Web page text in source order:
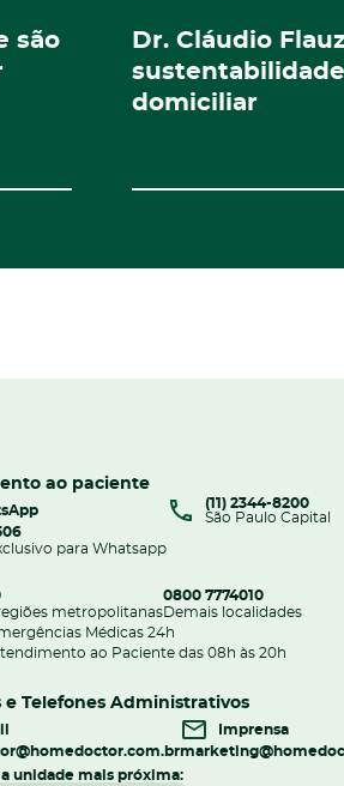
são
Dr. Cláudio
domiciliar
ao paciente
para Whatsapp
(11) 2344-8200
São Paulo Capital
metropolitanas
0800 7774010
Demais localidades
Médicas 24h
ao Paciente das 08h às 20h
e Telefones Administrativos
Imprensa
unidade mais próxima: